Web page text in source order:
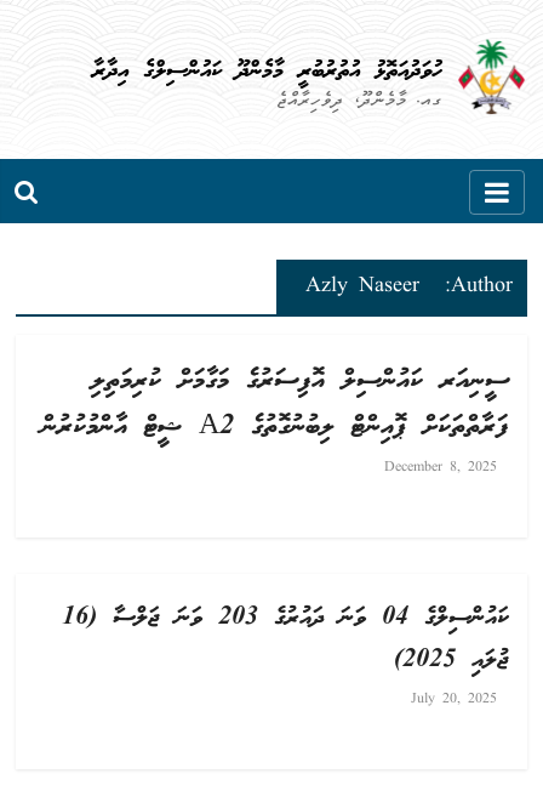
Skip
ހުވަދުއަތޮޅު އުތުރުބުރީ މާމެންދޫ ކައުންސިލްގެ އިދާރާ
ގއ. މާމެންދޫ، ދިވެހިރާއްޖެ
Author:
Azly Naseer
ސީނިއަރ ކައުންސިލް އޮފިސަރުގެ މަގާމަށް ކުރިމަތިލި
ފަރާތްތަކަށް ޕޮއިންޓް ލިބުނުގޮތުގެ A2 ޝީޓް އާންމުކުރުން
December 8, 2025
ކައުންސިލްގެ 04 ވަނަ ދައުރުގެ 203 ވަނަ ޖަލްސާ (16
ޖުލައި 2025)
July 20, 2025